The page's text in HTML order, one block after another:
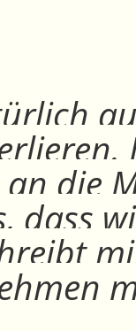
die
dass